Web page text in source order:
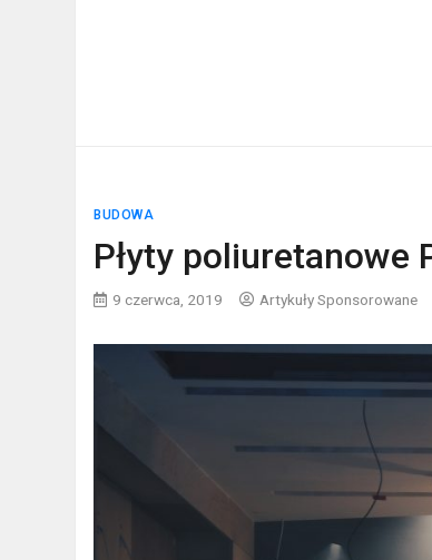
BUDOWA
Płyty poliuretanowe
9 czerwca, 2019 Artykuły Sponsorowane